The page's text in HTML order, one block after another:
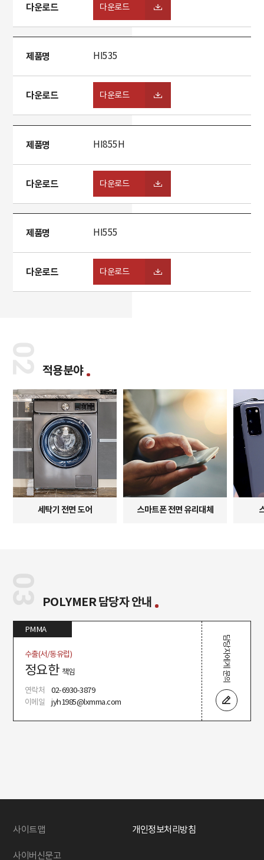
다운로드 다운로드
제품명 HI535
다운로드 다운로드
제품명 HI855H
다운로드 다운로드
제품명 HI555
다운로드 다운로드
적용분야
세탁기 전면 도어 스마트폰 전면 유리대체
POLYMER 담당자 안내
PMMA
수출(서/동유럽)
정요한 책임
연락처
02-6930-3879
이메일
jyh1985@lxmma.com
담당자에게 문의
사이트맵 개인정보처리방침
사이버신문고